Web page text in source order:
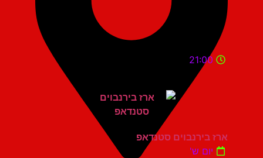
21:00
ארז בירנבוים סטנדאפ
יום ש'